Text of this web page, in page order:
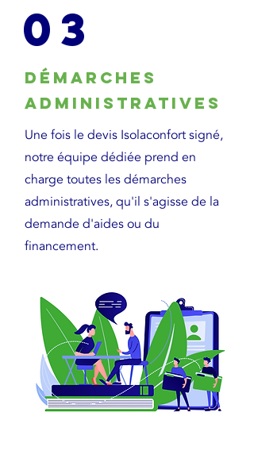
03
Démarches
administratives
Une fois le devis Isolaconfort signé,
notre équipe dédiée prend en
charge toutes les démarches
administratives, qu'il s'agisse de la
demande d'aides ou du
financement.